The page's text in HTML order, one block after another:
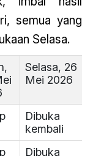
semua yang
Selasa.
Selasa, 26
Mei 2026
Dibuka
kembali
Dibuka